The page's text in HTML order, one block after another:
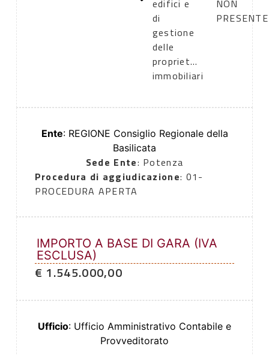
edifici e
di
gestione
delle
propriet…
immobiliari
NON
PRESENTE
Ente: REGIONE Consiglio Regionale della
Basilicata
Sede Ente: Potenza
Procedura di aggiudicazione: 01-
PROCEDURA APERTA
IMPORTO A BASE DI GARA (IVA
ESCLUSA)
€ 1.545.000,00
Ufficio: Ufficio Amministrativo Contabile e
Provveditorato